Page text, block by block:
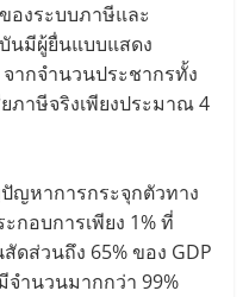
องระบบภาษีและ
นมีผู้ยื่นแบบแสดง
ากจำนวนประชากรทั้ง
ภาษีจริงเพียงประมาณ 4
ญหาการกระจุกตัวทาง
กอบการเพียง 1% ที่
ดส่วนถึง 65% ของ GDP
ำนวนมากกว่า 99%